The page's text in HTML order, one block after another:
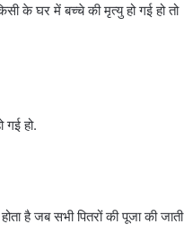
के घर में बच्चे की मृत्यु हो गई हो तो
गई हो.
है जब सभी पितरों की पूजा की जाती